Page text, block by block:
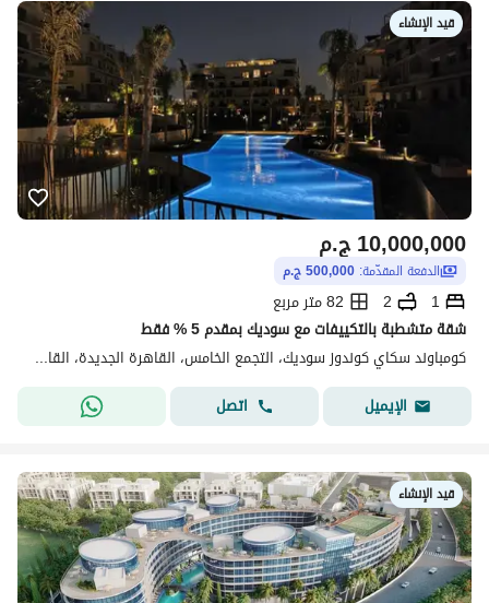
قيد الإنشاء
ج.م10,000,000
الدفعة المقدّمة: 500,000 ج.م
1
2
82 متر مربع
شقة متشطبة بالتكييفات مع سوديك بمقدم 5 % فقط
كومباوند سكاي كوندوز سوديك، التجمع الخامس، القاهرة الجديدة، القاهرة
الإيميل
اتصل
قيد الإنشاء